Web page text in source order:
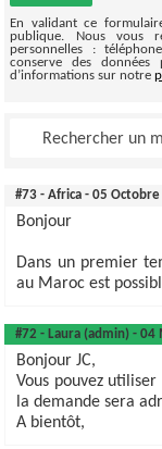
En validant ce
publique. Nous vous
personnelles :
conserve des
d’informations sur notre
#73 - Africa - 05
Bonjour
Dans un premier
au Maroc est
#72 - Laura (admin) - 04
Bonjour JC,
Vous pouvez
la demande sera
A bientôt,